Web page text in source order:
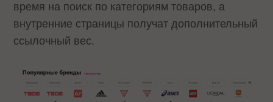
время на поиск по категориям товаров, а
внутренние страницы получат дополнительный
ссылочный вес.